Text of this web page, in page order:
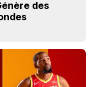
des